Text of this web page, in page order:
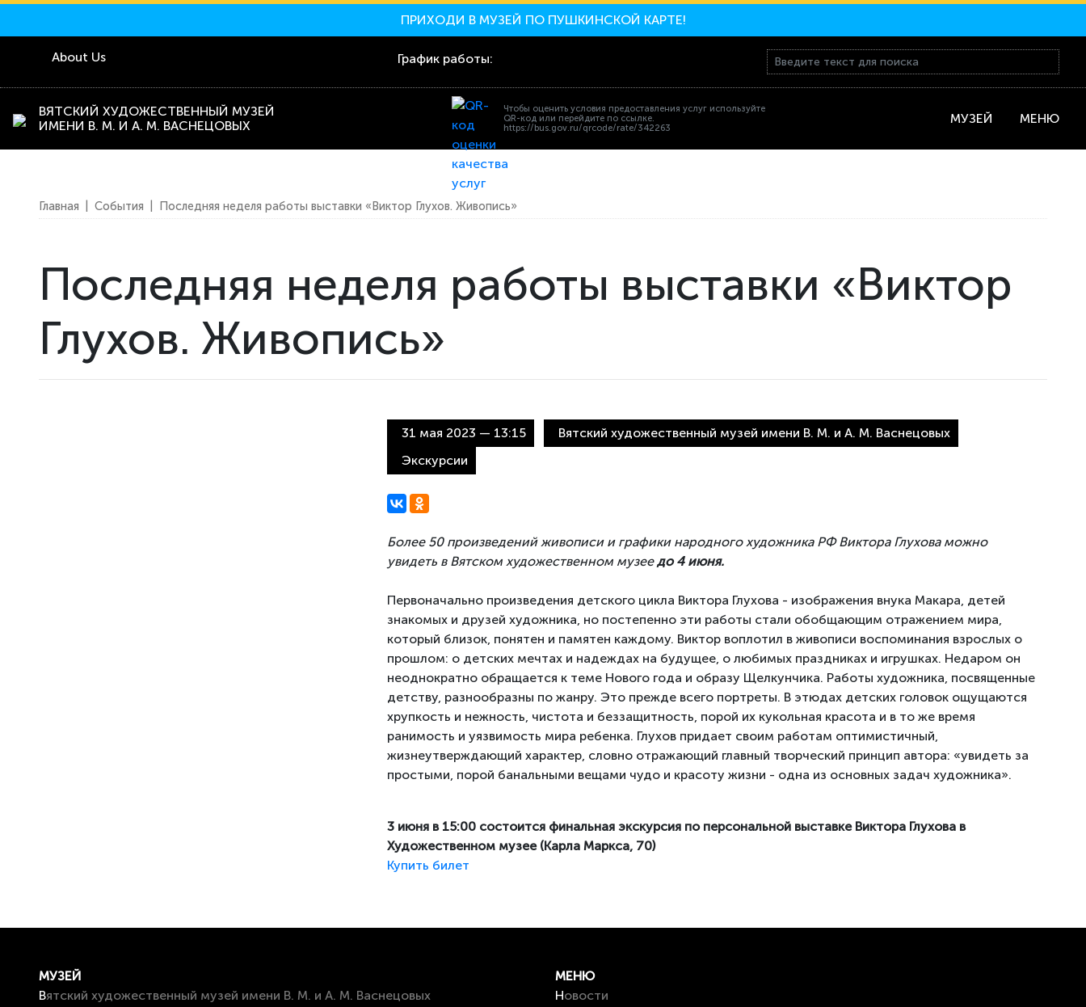
ПРИХОДИ В МУЗЕЙ ПО ПУШКИНСКОЙ КАРТЕ!
About Us График работы:
ВЯТСКИЙ ХУДОЖЕСТВЕННЫЙ МУЗЕЙ
ИМЕНИ В. М. И А. М. ВАСНЕЦОВЫХ
Чтобы оценить условия предоставления услуг используйте
QR-код или перейдите по ссылке.
https://bus.gov.ru/qrcode/rate/342263
МУЗЕЙ МЕНЮ
Главная События Последняя неделя работы выставки «Виктор Глухов. Живопись»
Последняя неделя работы выставки «Виктор
Глухов. Живопись»
31 мая 2023 — 13:15
Вятский художественный музей имени В. М. и А. М. Васнецовых
Экскурсии
Более 50 произведений живописи и графики народного художника РФ Виктора Глухова можно
увидеть в Вятском художественном музеедо 4 июня.
Первоначально произведения детского цикла Виктора Глухова - изображения внука Макара, детей
знакомых и друзей художника, но постепенно эти работы стали обобщающим отражением мира,
который близок, понятен и памятен каждому. Виктор воплотил в живописи воспоминания взрослых о
прошлом: о детских мечтах и надеждах на будущее, о любимых праздниках и игрушках. Недаром он
неоднократно обращается к теме Нового года и образу Щелкунчика. Работы художника, посвященные
детству, разнообразны по жанру. Это прежде всего портреты. В этюдах детских головок ощущаются
хрупкость и нежность, чистота и беззащитность, порой их кукольная красота и в то же время
ранимость и уязвимость мира ребенка. Глухов придает своим работам оптимистичный,
жизнеутверждающий характер, словно отражающий главный творческий принцип автора: «увидеть за
простыми, порой банальными вещами чудо и красоту жизни - одна из основных задач художника».
3 июня в 15:00 состоится финальная экскурсия по персональной выставке Виктора Глухова в
Художественном музее (Карла Маркса, 70)
Купить билет
МУЗЕЙ
Вятский художественный музей имени В. М. и А. М. Васнецовых
МЕНЮ
Новости